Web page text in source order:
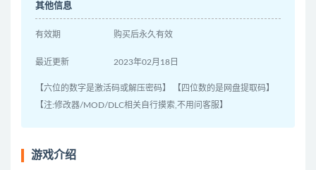
其他信息
有效期 购买后永久有效
最近更新 2023年02月18日
【六位的数字是激活码或解压密码】 【四位数的是网盘提取码】
【注:修改器/MOD/DLC相关自行摸索,不用问客服】
游戏介绍